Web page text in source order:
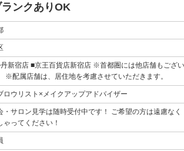
ンクありOK
新宿店 ■京王百貨店新宿店 ※首都圏には他店舗もござい
※配属店舗は、居住地を考慮させていただきます。
ロウリスト×メイクアップアドバイザー
・サロン見学は随時受付中です！ ご希望の方は遠慮なく
ゃってください！